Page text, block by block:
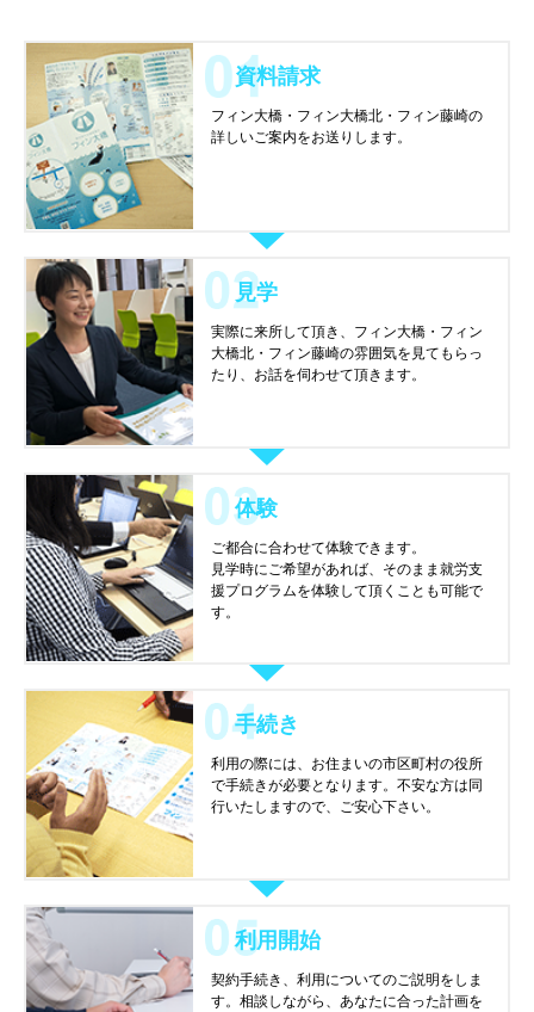
資料請求
フィン大橋・フィン大橋北・フィン藤崎の
詳しいご案内をお送りします。
見学
実際に来所して頂き、フィン大橋・フィン
大橋北・フィン藤崎の雰囲気を見てもらっ
たり、お話を伺わせて頂きます。
体験
ご都合に合わせて体験できます。
見学時にご希望があれば、そのまま就労支
援プログラムを体験して頂くことも可能で
す。
手続き
利用の際には、お住まいの市区町村の役所
で手続きが必要となります。不安な方は同
行いたしますので、ご安心下さい。
利用開始
契約手続き、利用についてのご説明をしま
す。相談しながら、あなたに合った計画を